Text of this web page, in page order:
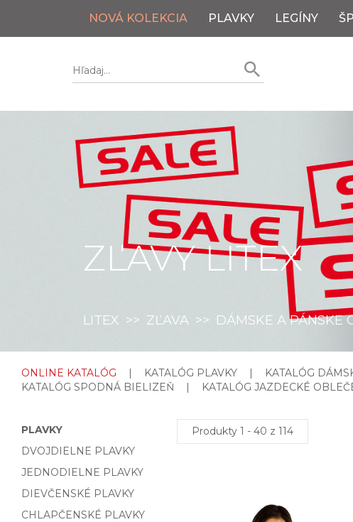
NOVÁ KOLEKCIA PLAVKY LEGÍNY
ZĽAVY LITEX
LITEX >> ZĽAVA >> DÁMSKE A PÁNSKE
ONLINE KATALÓG | KATALÓG PLAVKY | KATALÓG
KATALÓG SPODNÁ BIELIZEŇ
| KATALÓG JAZDECKÉ
PLAVKY
DVOJDIELNE PLAVKY
JEDNODIELNE PLAVKY
DIEVČENSKÉ PLAVKY
CHLAPČENSKÉ PLAVKY
Produkty 1 - 40 z 114